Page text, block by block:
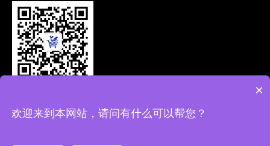
×
欢迎来到本网站，请问有什么可以帮您？